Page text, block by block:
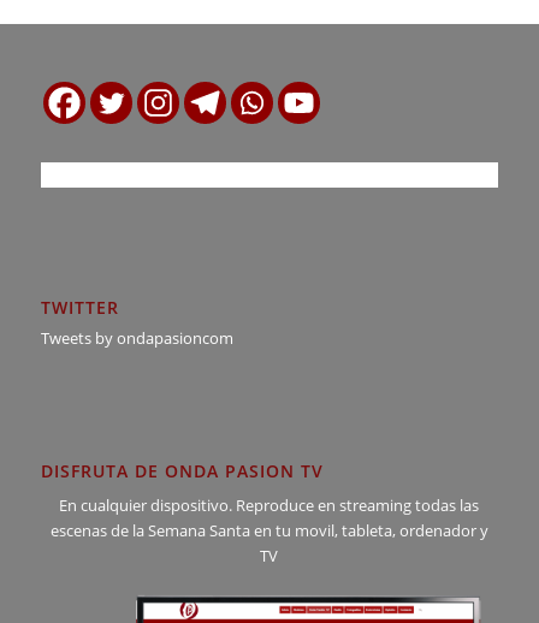
TWITTER
Tweets by ondapasioncom
DISFRUTA DE ONDA PASION TV
En cualquier dispositivo. Reproduce en streaming todas las
escenas de la Semana Santa en tu movil, tableta, ordenador y
TV